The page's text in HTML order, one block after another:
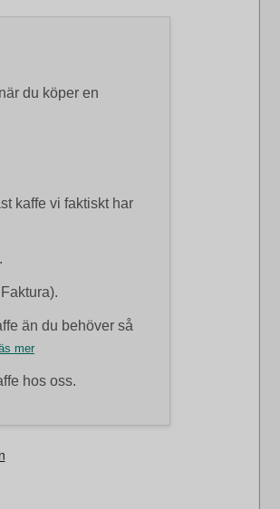
du köper en
kaffe vi faktiskt har
än du behöver så
mer
hos oss.